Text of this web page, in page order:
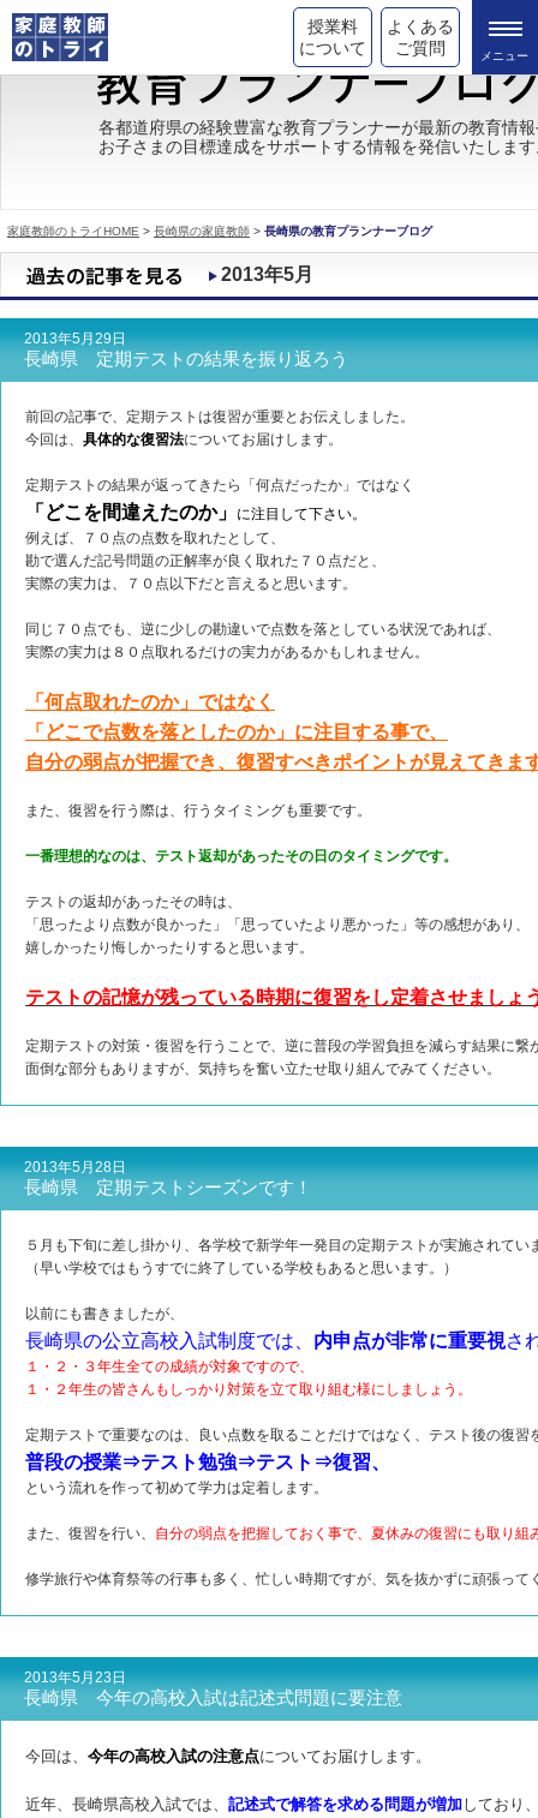
授業料
について
よくある
ご質問
トライの教育理念
成績が上がる理由
都道府県別情報
合格体験談
キャンペーン情報
各都道府県の経験豊富な教育プランナーが最新の教育情
お子さまの目標達成をサポートする情報を発信いたしま
家庭教師のトライHOME > 長崎県の家庭教師 > 長崎県の教育プランナーブログ
2013年5月
2013年5月29日
長崎県 定期テストの結果を振り返ろう
前回の記事で、定期テストは復習が重要とお伝えしました。
今回は、 具体的な復習法についてお届けします。
定期テストの結果が返ってきたら「何点だったか」ではなく
「どこを間違えたのか」
に注目して下さい。
例えば、７０点の点数を取れたとして、
勘で選んだ記号問題の正解率が良く取れた７０点だと、
実際の実力は、７０点以下だと言えると思います。
同じ７０点でも、逆に少しの勘違いで点数を落としている状況であれば、
実際の実力は８０点取れるだけの実力があるかもしれません。
「何点取れたのか」ではなく
「どこで点数を落としたのか」に注目する事で、
自分の弱点が把握でき、復習すべきポイントが見えてきま
また、復習を行う際は、行うタイミングも重要です。
一番理想的なのは、テスト返却があったその日のタイミングです。
テストの返却があったその時は、
「思ったより点数が良かった」「思っていたより悪かった」等の感想があり、
嬉しかったり悔しかったりすると思います。
テストの記憶が残っている時期に復習をし定着させましょ
定期テストの対策・復習を行うことで、逆に普段の学習負担を減らす結果に繋
面倒な部分もありますが、気持ちを奮い立たせ取り組んでみてください。
2013年5月28日
長崎県 定期テストシーズンです！
５月も下旬に差し掛かり、各学校で新学年一発目の定期テストが実施されてい
（早い学校ではもうすでに終了している学校もあると思います。）
以前にも書きましたが、
長崎県の公立高校入試制度では、 内申点が非常に重要視さ
１・２・３年生全ての成績が対象ですので、
１・２年生の皆さんもしっかり対策を立て取り組む様にしましょう。
定期テストで重要なのは、良い点数を取ることだけではなく、テスト後の復習
普段の授業⇒テスト勉強⇒テスト⇒復習、
という流れを作って初めて学力は定着します。
また、復習を行い、 自分の弱点を把握しておく事で、夏休みの復習にも取り組
修学旅行や体育祭等の行事も多く、忙しい時期ですが、気を抜かずに頑張って
2013年5月23日
長崎県 今年の高校入試は記述式問題に要注意
今回は、 今年の高校入試の注意点についてお届けします。
近年、長崎県高校入試では、 記述式で解答を求める問題が増加しており